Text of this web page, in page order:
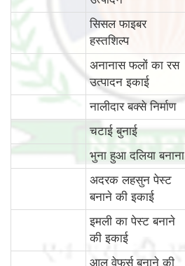
सिसल फाइबर
हस्तशिल्प
अनानास फलों का रस
उत्पादन इकाई
नालीदार बक्से निर्माण
चटाई बुनाई
भुना हुआ दलिया बनाना
अदरक लहसुन पेस्ट
बनाने की इकाई
इमली का पेस्ट बनाने
की इकाई
आलू वेफर्स बनाने की